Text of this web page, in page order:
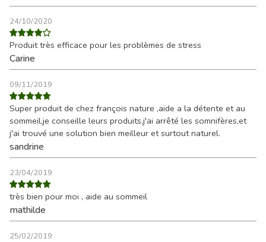
24/10/2020
Produit très efficace pour les problèmes de stress
Carine
09/11/2019
Super produit de chez françois nature ,aide a la détente et au
sommeil,je conseille leurs produits,j'ai arrêté les somnifères,et
j'ai trouvé une solution bien meilleur et surtout naturel.
sandrine
23/04/2019
très bien pour moi , aide au sommeil
mathilde
25/02/2019